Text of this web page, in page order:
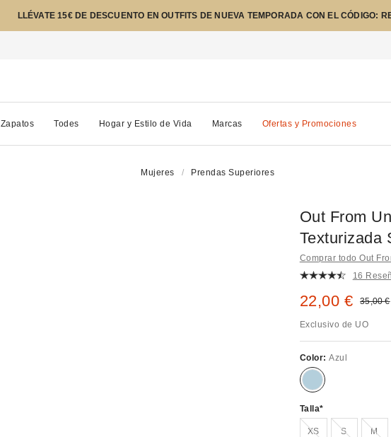
LLÉVATE 15€ DE DESCUENTO EN OUTFITS DE NUEVA TEMPORADA CON EL CÓDIGO:
Zapatos Todes Hogar y Estilo de Vida Marcas Ofertas y Promociones
Mujeres Prendas Superiores
Out From
Texturizada
Comprar todo Out
16
Precio
22,00 € Precio
35,00 €
Exclusivo de UO
Color:Azul
Talla
XS¡Agotado!
S¡Agotado!
M